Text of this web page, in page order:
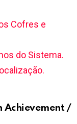
Cofres e
do Sistema.
Achievement /